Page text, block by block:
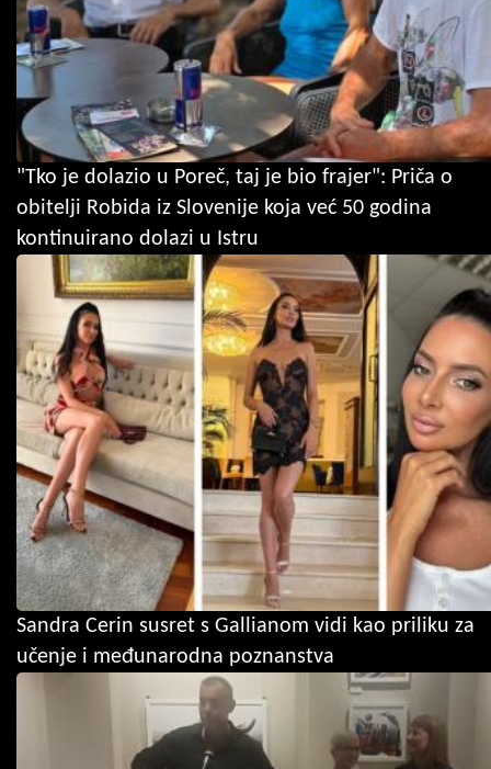
"Tko je dolazio u Poreč, taj je bio frajer": Priča o
obitelji Robida iz Slovenije koja već 50 godina
kontinuirano dolazi u Istru
Sandra Cerin susret s Gallianom vidi kao priliku za
učenje i međunarodna poznanstva